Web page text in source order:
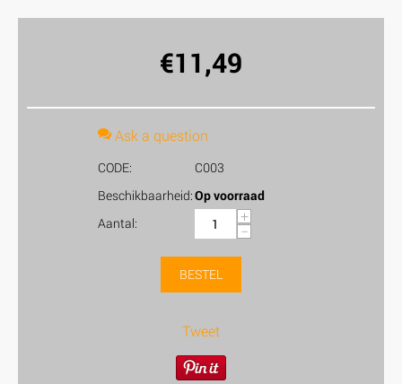
€11,49
Ask a question
CODE:
C003
Beschikbaarheid:Op voorraad
Aantal:
+
−
BESTEL
Tweet